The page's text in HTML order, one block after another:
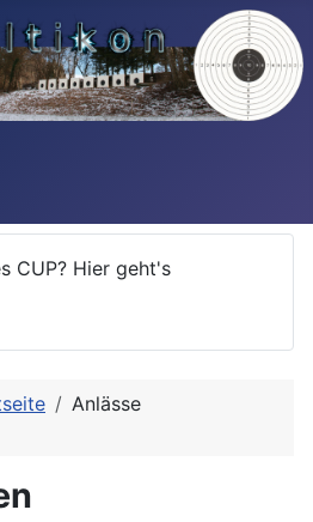
CUP? Hier geht's
Anlässe